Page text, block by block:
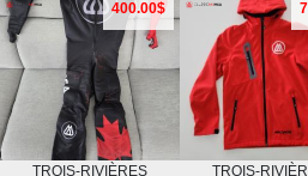
400.00$
TROIS-RIVIÈRES TROIS-